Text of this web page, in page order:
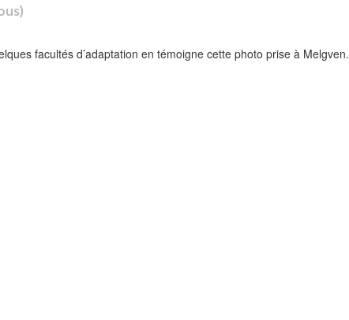
facultés d’adaptation en témoigne cette photo prise à Melgven.